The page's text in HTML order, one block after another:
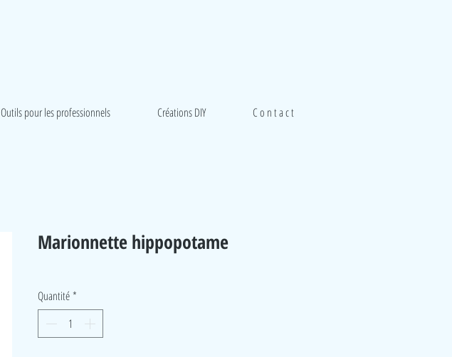
Outils pour les professionnels Créations DIY C o n t a c t
Marionnette hippopotame
Quantité *